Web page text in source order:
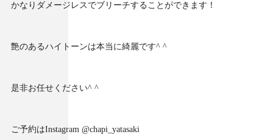
かなりダメージレスでブリーチすることができます！
艶のあるハイトーンは本当に綺麗です^ ^
是非お任せください^ ^
ご予約はInstagram @chapi_yatasaki